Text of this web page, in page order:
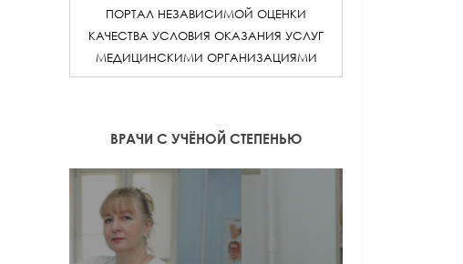
ПОРТАЛ НЕЗАВИСИМОЙ ОЦЕНКИ
КАЧЕСТВА УСЛОВИЯ ОКАЗАНИЯ УСЛУГ
МЕДИЦИНСКИМИ ОРГАНИЗАЦИЯМИ
ВРАЧИ С УЧЁНОЙ СТЕПЕНЬЮ